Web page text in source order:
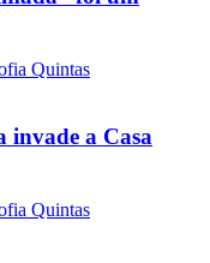
Quintas
invade a Casa
Quintas